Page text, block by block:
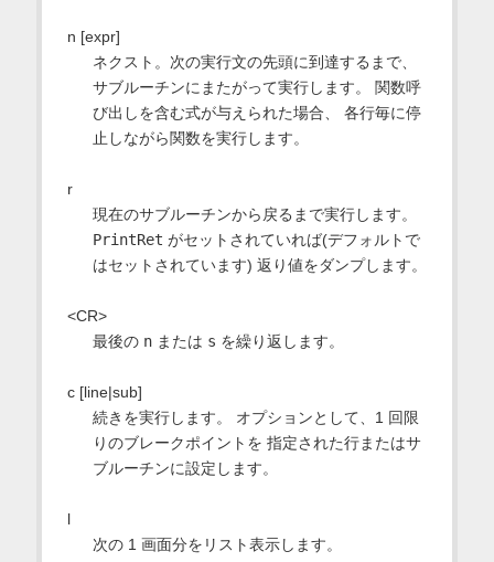
n [expr]
ネクスト。次の実行文の先頭に到達するまで、
サブルーチンにまたがって実行します。 関数呼
び出しを含む式が与えられた場合、 各行毎に停
止しながら関数を実行します。
r
現在のサブルーチンから戻るまで実行します。
PrintRet がセットされていれば(デフォルトで
はセットされています) 返り値をダンプします。
<CR>
最後の nまたは s を繰り返します。
c [line|sub]
続きを実行します。 オプションとして、1 回限
りのブレークポイントを 指定された行またはサ
ブルーチンに設定します。
l
次の 1 画面分をリスト表示します。